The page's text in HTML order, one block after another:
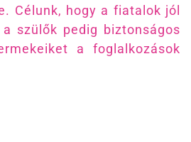
Célunk, hogy a fiatalok jól
szülők pedig biztonságos
a foglalkozások